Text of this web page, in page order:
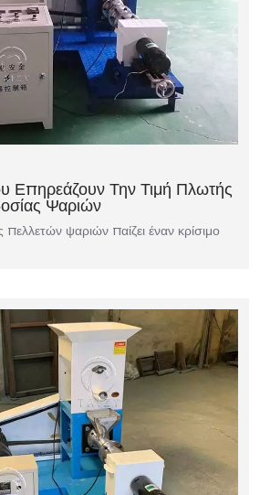
Επηρεάζουν Την Τιμή Πλωτής
Ψαριών
ψαριών παίζει έναν κρίσιμο